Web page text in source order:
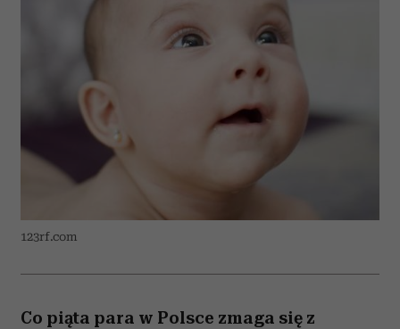
123rf.com
Co piąta para w Polsce zmaga się z